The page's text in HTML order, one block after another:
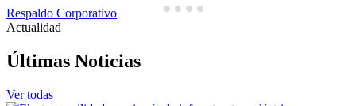
Respaldo Corporativo
Actualidad
Últimas Noticias
Ver todas